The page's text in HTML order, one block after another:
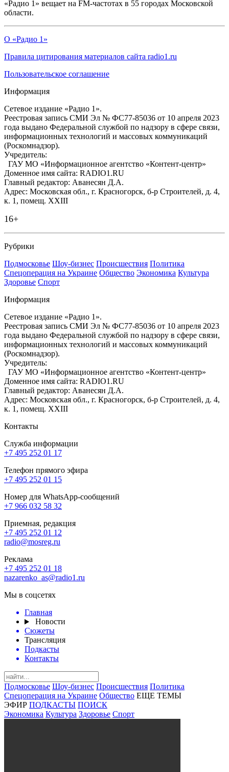
«Радио 1» вещает на FM-частотах в 55 городах Московской
области.
О «Радио 1»
Правила цитирования материалов сайта radio1.ru
Пользовательское соглашение
Информация
Сетевое издание «Радио 1».
Реестровая запись СМИ Эл № ФС77-85036 от 10 апреля 2023
года выдано Федеральной службой по надзору в сфере связи,
информационных технологий и массовых коммуникаций
(Роскомнадзор).
Учредитель:
ГАУ МО «Информационное агентство «Контент-центр»
Доменное имя сайта: RADIO1.RU
Главный редактор: Аванесян Д.А.
Адрес: Московская обл., г. Красногорск, б-р Строителей, д. 4,
к. 1, помещ. XXIII
16+
Рубрики
Подмосковье Шоу-бизнес Происшествия Политика
Спецоперация на Украине Общество Экономика Культура
Здоровье Спорт
Информация
Сетевое издание «Радио 1».
Реестровая запись СМИ Эл № ФС77-85036 от 10 апреля 2023
года выдано Федеральной службой по надзору в сфере связи,
информационных технологий и массовых коммуникаций
(Роскомнадзор).
Учредитель:
ГАУ МО «Информационное агентство «Контент-центр»
Доменное имя сайта: RADIO1.RU
Главный редактор: Аванесян Д.А.
Адрес: Московская обл., г. Красногорск, б-р Строителей, д. 4,
к. 1, помещ. XXIII
Контакты
Служба информации
+7 495 252 01 17
Телефон прямого эфира
+7 495 252 01 15
Номер для WhatsApp-сообщений
+7 966 032 58 32
Приемная, редакция
+7 495 252 01 12
radio@mosreg.ru
Реклама
+7 495 252 01 18
nazarenko_as@radio1.ru
Мы в соцсетях
Главная
Новости
Сюжеты
Трансляция
Подкасты
Контакты
Подмосковье Шоу-бизнес Происшествия Политика
Спецоперация на Украине Общество ЕЩЕ ТЕМЫ
ЭФИР ПОДКАСТЫ ПОИСК
Экономика Культура Здоровье Спорт